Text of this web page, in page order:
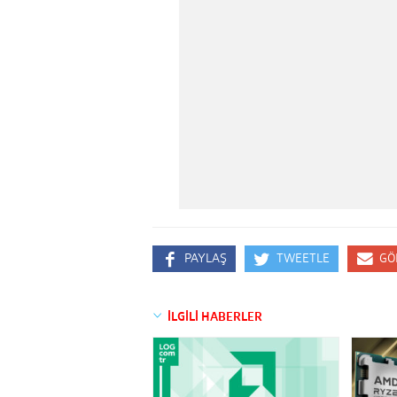
PAYLAŞ TWEETLE
İLGİLİ HABERLER